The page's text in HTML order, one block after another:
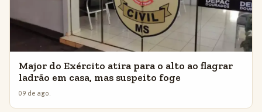
Major do Exército atira para o alto ao flagrar
ladrão em casa, mas suspeito foge
09 de ago.